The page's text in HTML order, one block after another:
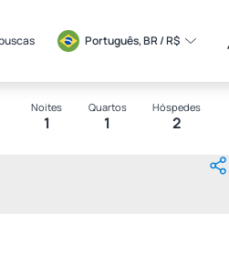
Português, BR / R$
Noites
1
Quartos
1
Hóspedes
2